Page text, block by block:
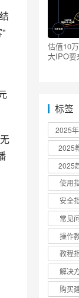
估值10
大IPO要
标签
2025
2025
使用
安全
常见
操作
教程
解决
购买